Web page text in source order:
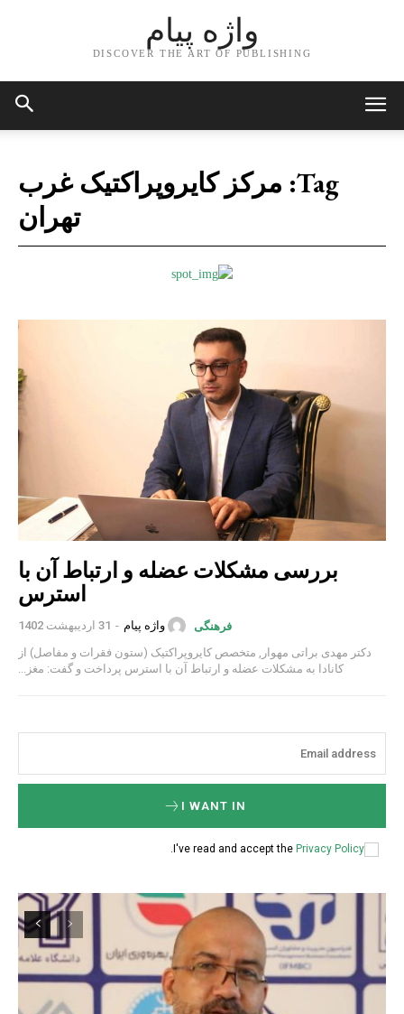
واژه پیام
DISCOVER THE ART OF PUBLISHING
Tag: مرکز کایروپراکتیک غرب
تهران
بررسی مشکلات عضله و ارتباط آن با
استرس
فرهنگی واژه پیام - 31 اردیبهشت 1402
دکتر مهدی براتی مهوار, متخصص کایروپراکتیک (ستون فقرات و مفاصل) از
کانادا به مشکلات عضله و ارتباط آن با استرس پرداخت و گفت: مغز...
I WANT IN
I've read and accept the Privacy Policy
.